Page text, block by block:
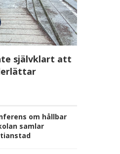
självklart att
om hållbar
samlar